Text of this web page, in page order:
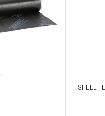
SHELL